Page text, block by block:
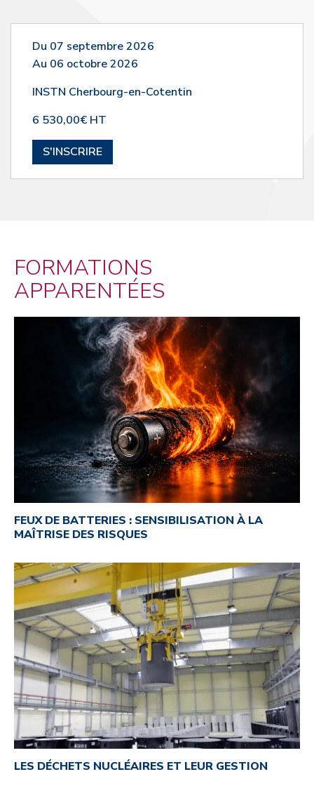
Du 07 septembre 2026
Au 06 octobre 2026
INSTN Cherbourg-en-Cotentin
6 530,00€ HT
S'INSCRIRE
FORMATIONS
APPARENTÉES
FEUX DE BATTERIES : SENSIBILISATION À LA
MAÎTRISE DES RISQUES
LES DÉCHETS NUCLÉAIRES ET LEUR GESTION